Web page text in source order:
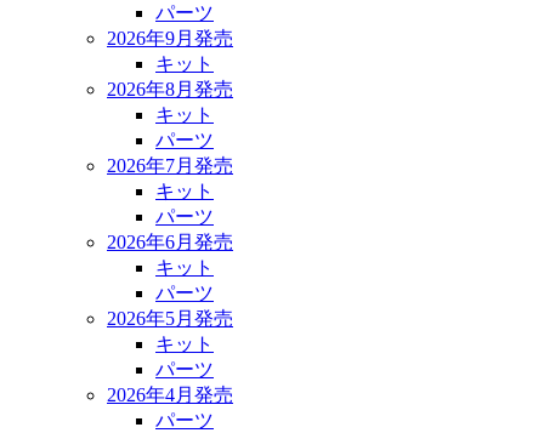
パーツ
2026年9月発売
キット
2026年8月発売
キット
パーツ
2026年7月発売
キット
パーツ
2026年6月発売
キット
パーツ
2026年5月発売
キット
パーツ
2026年4月発売
パーツ